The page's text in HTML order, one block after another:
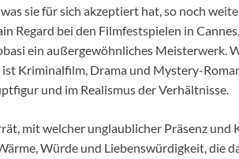
sie für sich akzeptiert hat, so noch
Regard bei den Filmfestspielen in
ein außergewöhnliches Meisterwerk.
ist Kriminalfilm, Drama und Mystery-
und im Realismus der Verhältnisse.
mit welcher unglaublicher Präsenz und
Würde und Liebenswürdigkeit, die